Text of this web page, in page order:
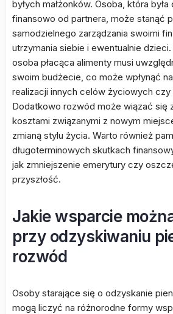
byłych małżonków. Osoba, która
finansowo od partnera, może stanąć
samodzielnego zarządzania swoimi
utrzymania siebie i ewentualnie
osoba płacąca alimenty musi
swoim budżecie, co może wpłynąć
realizacji innych celów życiowych czy
Dodatkowo rozwód może wiązać się
kosztami związanymi z nowym
zmianą stylu życia. Warto również
długoterminowych skutkach
jak zmniejszenie emerytury czy
przyszłość.
Jakie wsparcie
przy odzyskiwaniu
rozwód
Osoby starające się o odzyskanie
mogą liczyć na różnorodne formy